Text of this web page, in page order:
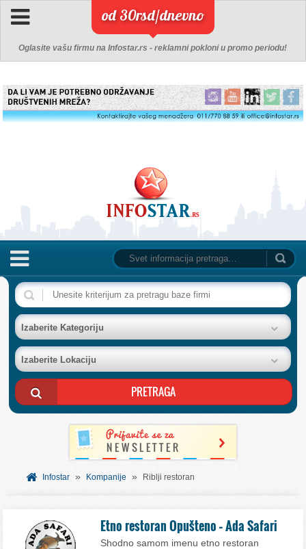
od 30rsd/dnevno
Oglasite vašu firmu na Infostar.rs - reklamni pokloni u promo periodu!
NASLOVNA
BAZA FIRMI
POSLOVNI OGLASI
AKCIJE I KATALOZI
BESPLATNI VAUČERI
SVET INFORMACIJA
Izaberite Kategoriju
Izaberite Lokaciju
Infostar » Kompanije » Riblji restoran
Etno restoran Opušteno – Ada Safari
Shodno samom imenu etno restoran